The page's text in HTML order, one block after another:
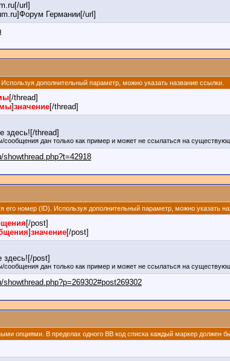
url]
Германии[/url]
дополнительный параметр, можно указать название ссылки.
[/thread]
]значение[/thread]
здесь![/thread]
сообщения дан только как пример и может не ссылаться на
showthread.php?t=42918
его номер (ID). Используя дополнительный параметр, можно указать
[/post]
]значение[/post]
здесь![/post]
сообщения дан только как пример и может не ссылаться на
опциями. В пределах одного BB код списка каждый маркер должен